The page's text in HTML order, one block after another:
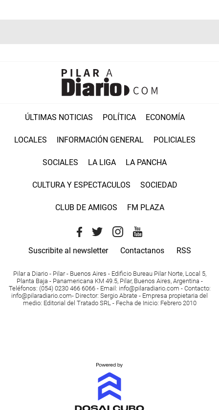
ÚLTIMAS NOTICIAS POLÍTICA ECONOMÍA
LOCALES INFORMACIÓN GENERAL POLICIALES
SOCIALES LA LIGA LA PANCHA
CULTURA Y ESPECTACULOS SOCIEDAD
CLUB DE AMIGOS FM PLAZA
Suscribite al newsletter Contactanos RSS
Pilar a Diario - Pilar - Buenos Aires - Edificio Bureau Pilar Norte, Local 5,
Planta Baja - Panamericana KM 49.5, Pilar, Buenos Aires, Argentina -
Teléfonos: (054) 0230 466 6066 - Email : info@pilaradiario.com - Contacto:
info@pilaradiario.com- Director: Sergio Abrate - Empresa propietaria del
medio: Editorial del Tratado SRL - Fecha de Inicio: Febrero 2010